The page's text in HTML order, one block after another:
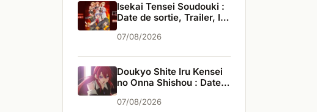
Isekai Tensei Soudouki :
Date de sortie, Trailer, les
07/08/2026
Doukyo Shite Iru Kensei
no Onna Shishou : Date
infos
07/08/2026